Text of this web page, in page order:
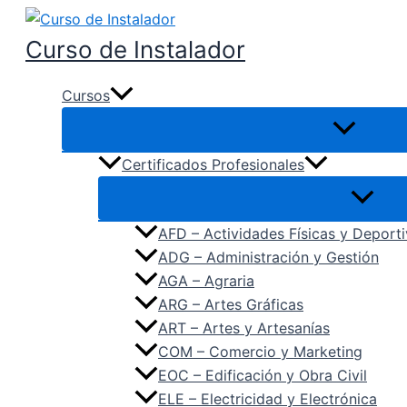
contenido
Curso de Instalador
Cursos
Certificados Profesionales
AFD – Actividades Físicas y
ADG – Administración y Gestión
AGA – Agraria
ARG – Artes Gráficas
ART – Artes y Artesanías
COM – Comercio y Marketing
EOC – Edificación y Obra Civil
ELE – Electricidad y Electrónica